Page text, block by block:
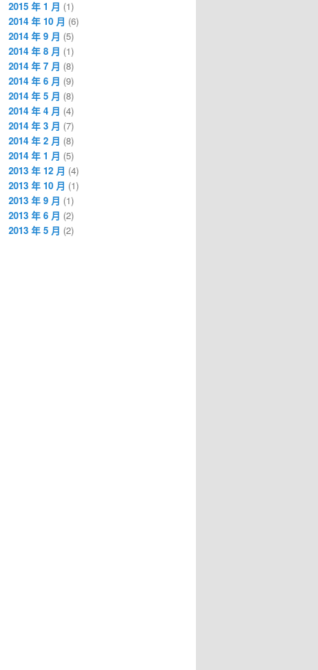
2015 年 1 月 (1)
2014 年 10 月 (6)
2014 年 9 月 (5)
2014 年 8 月 (1)
2014 年 7 月 (8)
2014 年 6 月 (9)
2014 年 5 月 (8)
2014 年 4 月 (4)
2014 年 3 月 (7)
2014 年 2 月 (8)
2014 年 1 月 (5)
2013 年 12 月 (4)
2013 年 10 月 (1)
2013 年 9 月 (1)
2013 年 6 月 (2)
2013 年 5 月 (2)